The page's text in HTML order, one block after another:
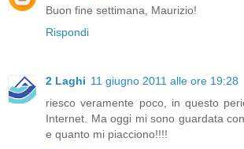
Buon fine settimana, Maurizio!
Rispondi
2 Laghi 11 giugno 2011 alle ore 19:28
riesco veramente poco, in questo
Internet. Ma oggi mi sono guardata
e quanto mi piacciono!!!!